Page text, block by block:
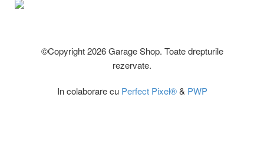
©Copyright 2026 Garage Shop. Toate drepturile
rezervate.
In colaborare cu Perfect Pixel®& PWP